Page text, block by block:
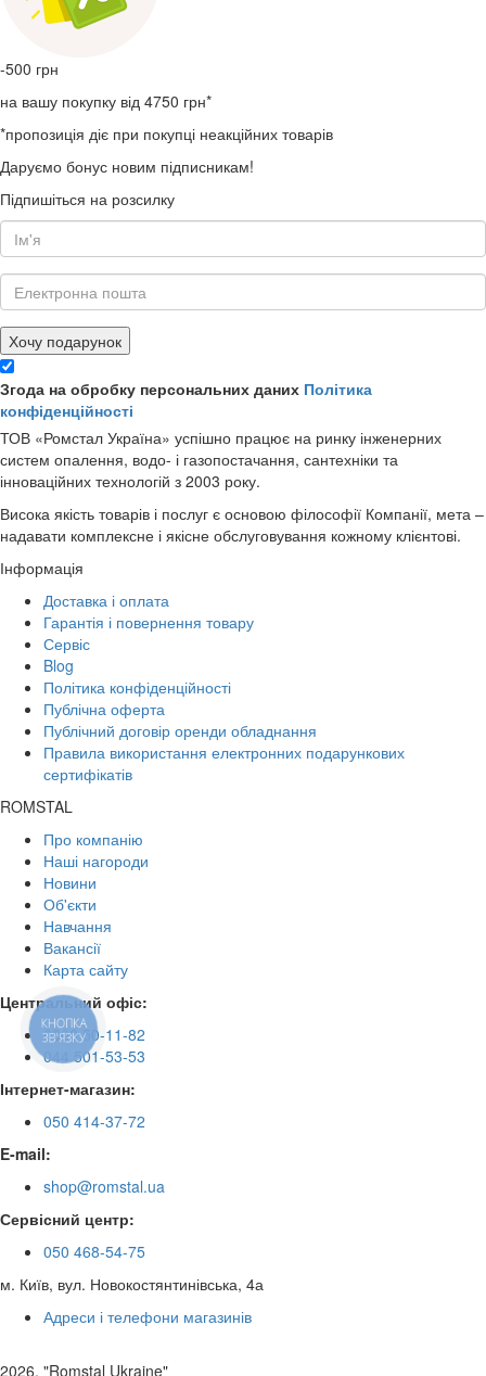
-500 грн
на вашу покупку від 4750 грн*
*пропозиція діє при покупці неакційних товарів
Даруємо бонус новим підписникам!
Підпишіться на розсилку
Хочу подарунок
Згода на обробку персональних даних Політика
конфіденційності
ТОВ «Ромстал Україна» успішно працює на ринку інженерних
систем опалення, водо- і газопостачання, сантехніки та
інноваційних технологій з 2003 року.
Висока якість товарів і послуг є основою філософії Компанії, мета –
надавати комплексне і якісне обслуговування кожному клієнтові.
Інформація
Доставка і оплата
Гарантія і повернення товару
Сервіс
Blog
Політика конфіденційності
Публічна оферта
Публічний договір оренди обладнання
Правила використання електронних подарункових
сертифікатів
ROMSTAL
Про компанію
Наші нагороди
Новини
Об'єкти
Навчання
Вакансії
Карта сайту
Центральний офіс:
0800 50-11-82
044 501-53-53
Інтернет-магазин:
050 414-37-72
E-mail:
shop@romstal.ua
Сервісний центр:
050 468-54-75
м. Київ, вул. Новокостянтинівська, 4а
Адреси і телефони магазинів
2026, "Romstal Ukraine"
КНОПКА
ЗВ'ЯЗКУ